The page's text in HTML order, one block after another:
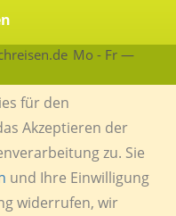
Mo - Fr —
für den
Akzeptieren der
zu. Sie
und Ihre Einwilligung
widerrufen, wir